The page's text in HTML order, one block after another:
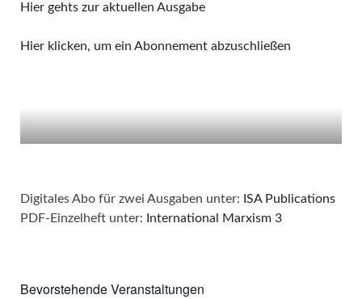
Hier gehts zur aktuellen Ausgabe
Hier klicken, um ein Abonnement abzuschließen
Digitales Abo für zwei Ausgaben unter: ISA Publications
PDF-Einzelheft unter:
International Marxism 3
Bevorstehende Veranstaltungen